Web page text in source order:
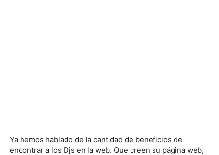
Ya hemos hablado de la cantidad de beneficios de
encontrar a los Djs en la web. Que creen su página web,